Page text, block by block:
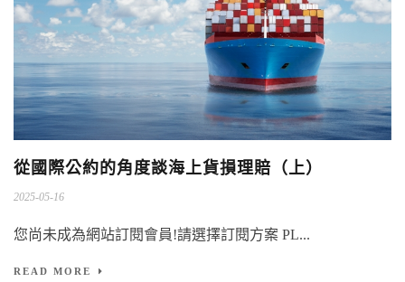
從國際公約的角度談海上貨損理賠（上）
2025-05-16
您尚未成為網站訂閱會員!請選擇訂閱方案 PL...
READ MORE